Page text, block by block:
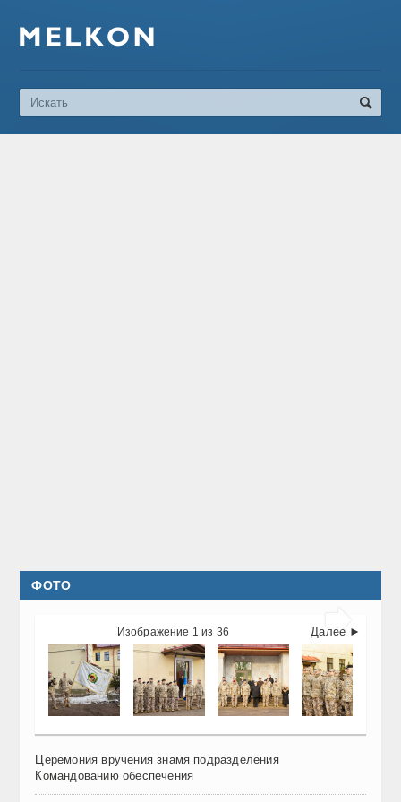
ФОТО

Далее ►
Изображение 1 из 36
Церемония вручения знамя подразделения
Командованию обеспечения